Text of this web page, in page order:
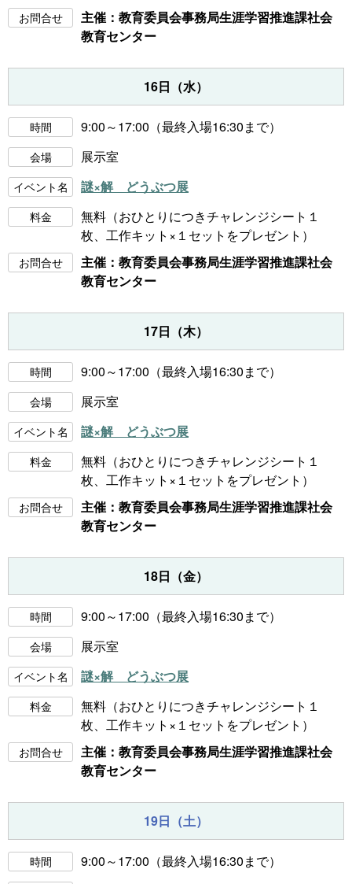
お問合せ
主催：教育委員会事務局生涯学習推進課社会
教育センター
16日（水）
時間 9:00～17:00（最終入場16:30まで）
会場 展示室
イベント名 謎×解 どうぶつ展
料金
無料（おひとりにつきチャレンジシート１
枚、工作キット×１セットをプレゼント）
お問合せ
主催：教育委員会事務局生涯学習推進課社会
教育センター
17日（木）
時間 9:00～17:00（最終入場16:30まで）
会場 展示室
イベント名 謎×解 どうぶつ展
料金
無料（おひとりにつきチャレンジシート１
枚、工作キット×１セットをプレゼント）
お問合せ
主催：教育委員会事務局生涯学習推進課社会
教育センター
18日（金）
時間 9:00～17:00（最終入場16:30まで）
会場 展示室
イベント名 謎×解 どうぶつ展
料金
無料（おひとりにつきチャレンジシート１
枚、工作キット×１セットをプレゼント）
お問合せ
主催：教育委員会事務局生涯学習推進課社会
教育センター
19日（土）
時間 9:00～17:00（最終入場16:30まで）